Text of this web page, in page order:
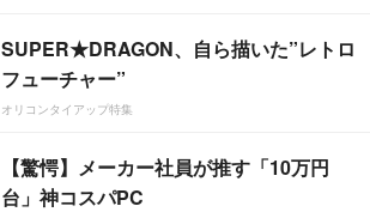
SUPER★DRAGON、自ら描いた”レトロ
フューチャー”
オリコンタイアップ特集
【驚愕】メーカー社員が推す「10万円
台」神コスパPC